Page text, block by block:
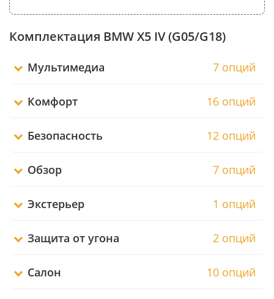
Комплектация BMW X5 IV (G05/G18)
Мультимедиа 7 опций
Комфорт 16 опций
Безопасность 12 опций
Обзор 7 опций
Экстерьер 1 опций
Защита от угона 2 опций
Салон 10 опций